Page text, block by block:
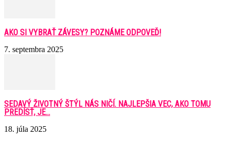
AKO SI VYBRAŤ ZÁVESY? POZNÁME ODPOVEĎ!
7. septembra 2025
SEDAVÝ ŽIVOTNÝ ŠTÝL NÁS NIČÍ. NAJLEPŠIA VEC, AKO TOMU
PREDÍSŤ, JE...
18. júla 2025